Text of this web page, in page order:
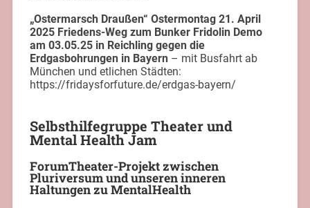
„Ostermarsch Draußen“ Ostermontag 21. April
2025 Friedens-Weg zum Bunker Fridolin Demo
am 03.05.25 in Reichling gegen die
Erdgasbohrungen in Bayern– mit Busfahrt ab
München und etlichen Städten:
https://fridaysforfuture.de/erdgas-bayern/
Selbsthilfegruppe Theater und
Mental Health Jam
ForumTheater-Projekt zwischen
Pluriversum und unseren inneren
Haltungen zu MentalHealth